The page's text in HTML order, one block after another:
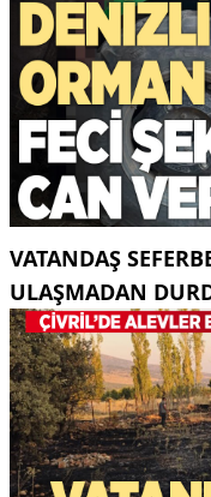
VATANDAŞ
ULAŞMADAN